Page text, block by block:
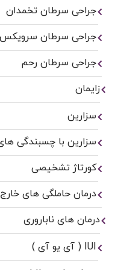
جراحی سرطان تخمدان
جراحی سرطان
جراحی سرطان رحم
زایمان
سزارین
سزارین با چسبندگی
کورتاژ تشخیصی
درمان حاملگی های
درمان های ناباروری
IUI ( آی یو آی )